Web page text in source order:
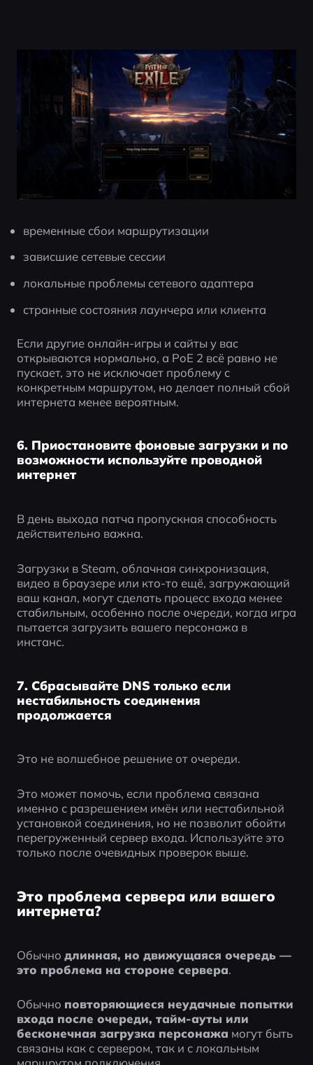
временные сбои маршрутизации
зависшие сетевые сессии
локальные проблемы сетевого адаптера
странные состояния лаунчера или клиента
Если другие онлайн-игры и сайты у вас
открываются нормально, а PoE 2 всё равно не
пускает, это не исключает проблему с
конкретным маршрутом, но делает полный сбой
интернета менее вероятным.
6. Приостановите фоновые загрузки и по
возможности используйте проводной
интернет
В день выхода патча пропускная способность
действительно важна.
Загрузки в Steam, облачная синхронизация,
видео в браузере или кто-то ещё, загружающий
ваш канал, могут сделать процесс входа менее
стабильным, особенно после очереди, когда игра
пытается загрузить вашего персонажа в
инстанс.
7. Сбрасывайте DNS только если
нестабильность соединения
продолжается
Это не волшебное решение от очереди.
Это может помочь, если проблема связана
именно с разрешением имён или нестабильной
установкой соединения, но не позволит обойти
перегруженный сервер входа. Используйте это
только после очевидных проверок выше.
Это проблема сервера или вашего
интернета?
Обычно длинная, но движущаяся очередь —
это проблема на стороне сервера.
Обычно повторяющиеся неудачные попытки
входа после очереди, тайм-ауты или
бесконечная загрузка персонажа могут быть
связаны как с сервером, так и с локальным